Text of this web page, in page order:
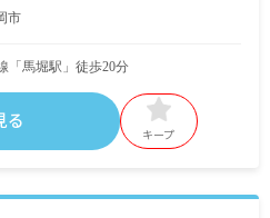
市
「馬堀駅」徒歩20分
る
キープ